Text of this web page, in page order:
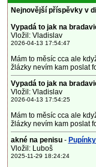
Nejnovější příspěvky v
Vypadá to jak na
Vložil: Vladislav
2026-04-13 17:54:47
Mám to měsíc cca ale
žlázky nevím kam poslat
Vypadá to jak na
Vložil: Vladislav
2026-04-13 17:54:25
Mám to měsíc cca ale
žlázky nevím kam poslat
akné na penisu-
Vložil: Luboš
2025-11-29 18:24:24